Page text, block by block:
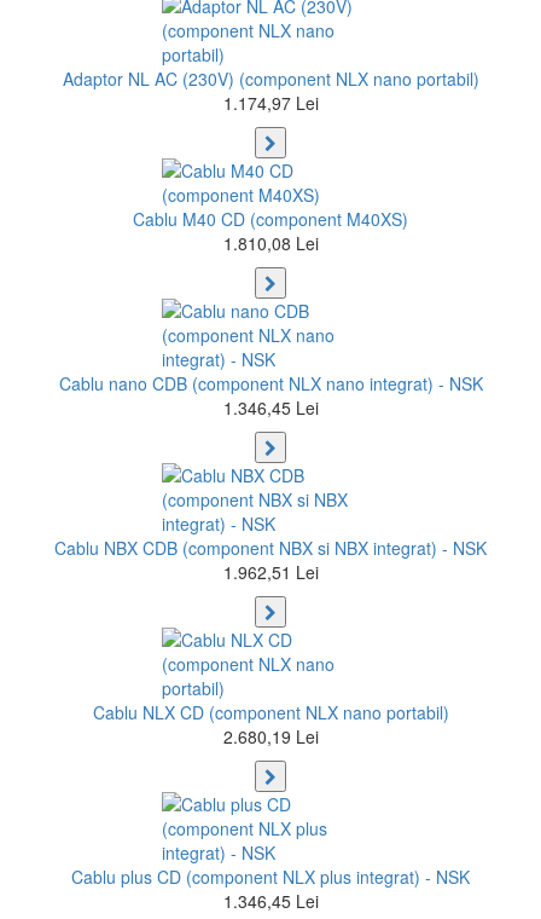
Adaptor NL AC (230V) (component NLX nano portabil)
1.174,97 Lei
Cablu M40 CD (component M40XS)
1.810,08 Lei
Cablu nano CDB (component NLX nano integrat) - NSK
1.346,45 Lei
Cablu NBX CDB (component NBX si NBX integrat) - NSK
1.962,51 Lei
Cablu NLX CD (component NLX nano portabil)
2.680,19 Lei
Cablu plus CD (component NLX plus integrat) - NSK
1.346,45 Lei